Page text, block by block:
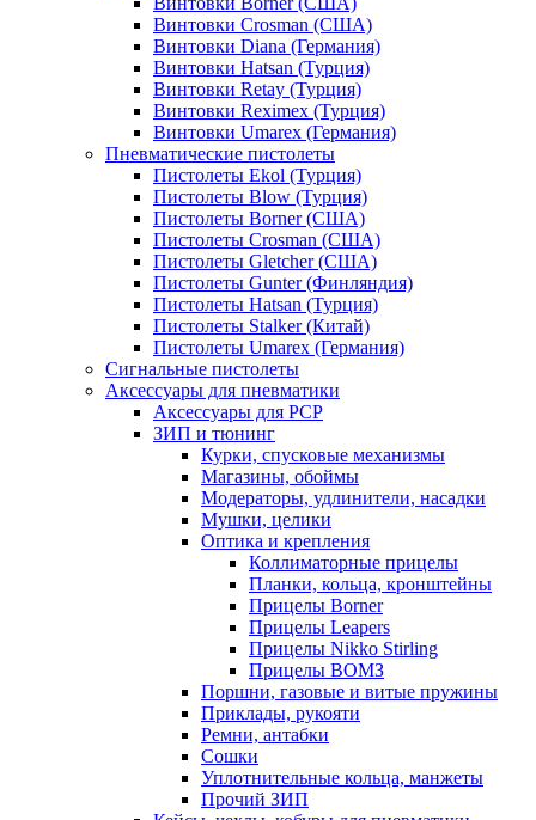
Винтовки Crosman (США)
Винтовки Diana (Германия)
Винтовки Hatsan (Турция)
Винтовки Retay (Турция)
Винтовки Reximex (Турция)
Винтовки Umarex (Германия)
Пневматические пистолеты
Пистолеты Ekol (Турция)
Пистолеты Blow (Турция)
Пистолеты Borner (США)
Пистолеты Crosman (США)
Пистолеты Gletcher (США)
Пистолеты Gunter (Финляндия)
Пистолеты Hatsan (Турция)
Пистолеты Stalker (Китай)
Пистолеты Umarex (Германия)
Сигнальные пистолеты
Аксессуары для пневматики
Аксессуары для PCP
ЗИП и тюнинг
Курки, спусковые механизмы
Магазины, обоймы
Модераторы, удлинители, насадки
Мушки, целики
Оптика и крепления
Коллиматорные прицелы
Планки, кольца, кронштейны
Прицелы Borner
Прицелы Leapers
Прицелы Nikko Stirling
Прицелы ВОМЗ
Поршни, газовые и витые пружины
Приклады, рукояти
Ремни, антабки
Сошки
Уплотнительные кольца, манжеты
Прочий ЗИП